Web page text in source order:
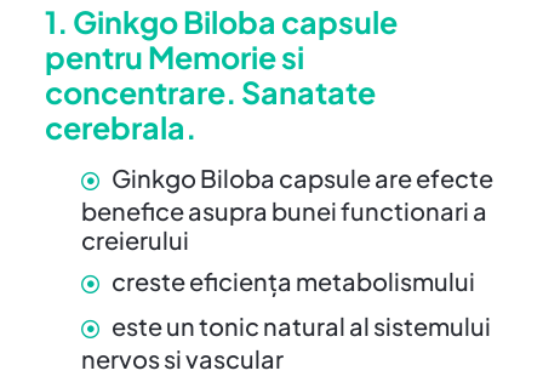
1. Ginkgo Biloba capsule
pentru Memorie si
concentrare. Sanatate
cerebrala.
Ginkgo Biloba capsule are efecte
benefice asupra bunei functionari a
creierului
creste eficienţa metabolismului
este un tonic natural al sistemului
nervos si vascular